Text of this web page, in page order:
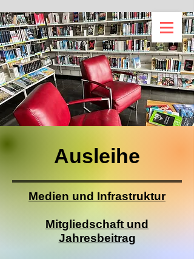
Ausleihe
Medien und Infrastruktur
Mitgliedschaft und
Jahresbeitrag